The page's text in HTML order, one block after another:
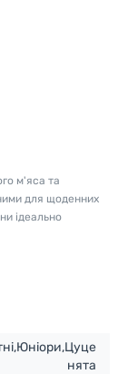
м'яса та
для щоденних
ідеально
нята